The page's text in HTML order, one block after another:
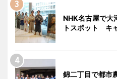
NHK名古屋で大
トスポット キ
錦二丁目で都市